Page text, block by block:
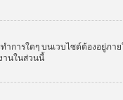
ำการใดๆ บนเวบไซต์ต้องอยู่ภ
านในส่วนนี้